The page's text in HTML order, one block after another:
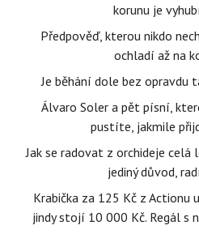
korunu je
Předpověď, kterou nikdo
ochladí až na
Je běhání dole bez opravdu
Álvaro Soler a pět písní,
pustíte, jakmile
Jak se radovat z orchideje
jediný důvod,
Krabička za 125 Kč z Actionu
jindy stojí 10 000 Kč. Regál s